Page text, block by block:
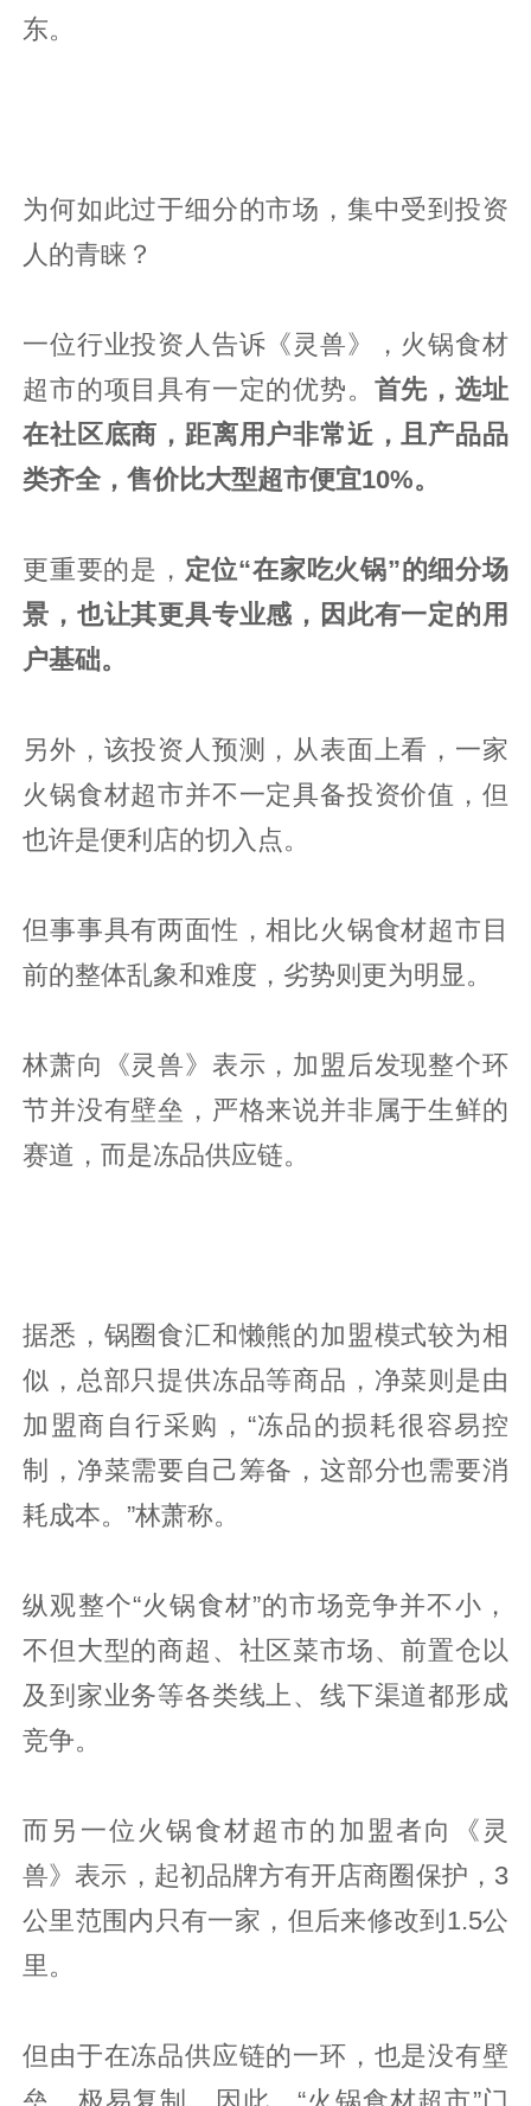
东。
为何如此过于细分的市场，集中受到投资
人的青睐？
一位行业投资人告诉《灵兽》，火锅食材
超市的项目具有一定的优势。 首先，选址
在社区底商，距离用户非常近，且产品品
类齐全，售价比大型超市便宜10%。
更重要的是， 定位“在家吃火锅”的细分场
景，也让其更具专业感，因此有一定的用
户基础。
另外，该投资人预测，从表面上看，一家
火锅食材超市并不一定具备投资价值，但
也许是便利店的切入点。
但事事具有两面性，相比火锅食材超市目
前的整体乱象和难度，劣势则更为明显。
林萧向《灵兽》表示，加盟后发现整个环
节并没有壁垒，严格来说并非属于生鲜的
赛道，而是冻品供应链。
据悉，锅圈食汇和懒熊的加盟模式较为相
似，总部只提供冻品等商品，净菜则是由
加盟商自行采购，“冻品的损耗很容易控
制，净菜需要自己筹备，这部分也需要消
耗成本。”林萧称。
纵观整个“火锅食材”的市场竞争并不小，
不但大型的商超、社区菜市场、前置仓以
及到家业务等各类线上、线下渠道都形成
竞争。
而另一位火锅食材超市的加盟者向《灵
兽》表示，起初品牌方有开店商圈保护，3
公里范围内只有一家，但后来修改到1.5公
里。
但由于在冻品供应链的一环，也是没有壁